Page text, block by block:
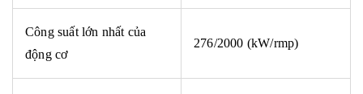
Công suất lớn nhất của
động cơ
276/2000 (kW/rmp)